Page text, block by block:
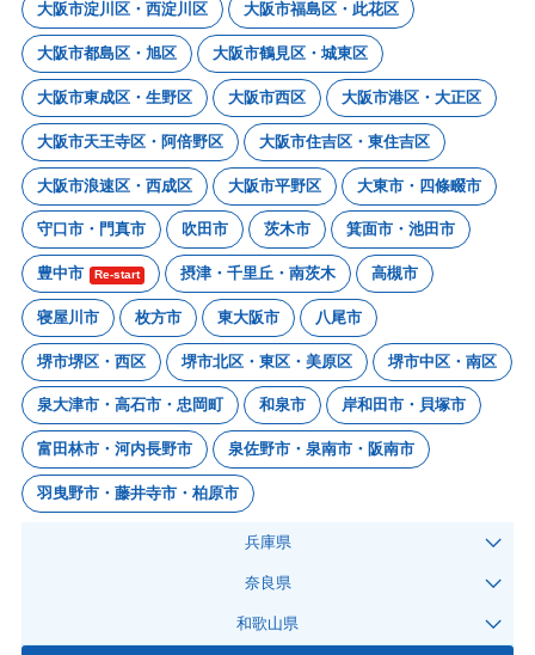
大阪市淀川区・西淀川区 大阪市福島区・此花区
大阪市都島区・旭区 大阪市鶴見区・城東区
大阪市東成区・生野区 大阪市西区 大阪市港区・大正区
大阪市天王寺区・阿倍野区 大阪市住吉区・東住吉区
大阪市浪速区・西成区 大阪市平野区 大東市・四條畷市
守口市・門真市 吹田市 茨木市 箕面市・池田市
豊中市 Re-start 摂津・千里丘・南茨木 高槻市
寝屋川市 枚方市 東大阪市 八尾市
堺市堺区・西区 堺市北区・東区・美原区 堺市中区・南区
泉大津市・高石市・忠岡町 和泉市 岸和田市・貝塚市
富田林市・河内長野市 泉佐野市・泉南市・阪南市
羽曳野市・藤井寺市・柏原市
兵庫県
奈良県
和歌山県